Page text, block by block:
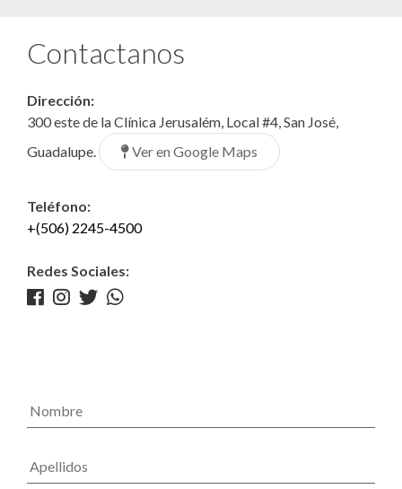
Contactanos
Dirección:
300 este de la Clínica Jerusalém, Local #4, San José,
Guadalupe.
Ver en Google Maps
Teléfono:
+(506) 2245-4500
Redes Sociales: